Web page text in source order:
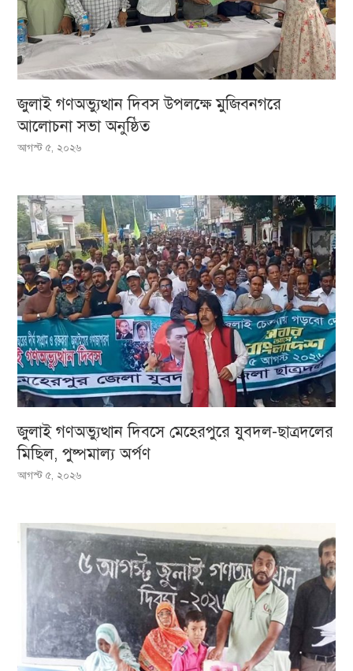
জুলাই গণঅভ্যুত্থান দিবস উপলক্ষে মুজিবনগরে
আলোচনা সভা অনুষ্ঠিত
আগস্ট ৫, ২০২৬
জুলাই গণঅভ্যুত্থান দিবসে মেহেরপুরে যুবদল-ছাত্রদলের
মিছিল, পুষ্পমাল্য অর্পণ
আগস্ট ৫, ২০২৬